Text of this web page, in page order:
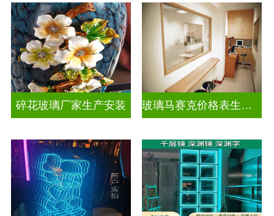
碎花玻璃厂家生产安装 玻璃马赛克价格表生产电话